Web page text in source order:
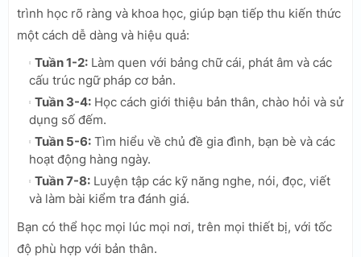
trình học rõ ràng và khoa học, giúp bạn tiếp thu kiến thức
một cách dễ dàng và hiệu quả:
Tuần 1-2: Làm quen với bảng chữ cái, phát âm và các
cấu trúc ngữ pháp cơ bản.
Tuần 3-4: Học cách giới thiệu bản thân, chào hỏi và sử
dụng số đếm.
Tuần 5-6: Tìm hiểu về chủ đề gia đình, bạn bè và các
hoạt động hàng ngày.
Tuần 7-8: Luyện tập các kỹ năng nghe, nói, đọc, viết
và làm bài kiểm tra đánh giá.
Bạn có thể học mọi lúc mọi nơi, trên mọi thiết bị, với tốc
độ phù hợp với bản thân.